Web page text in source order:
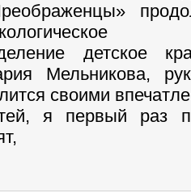
детское
Мельникова,
своими
я первый раз